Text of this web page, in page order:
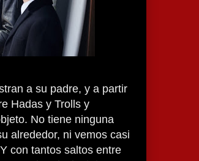
a su padre, y a partir
Hadas y Trolls y
No tiene ninguna
alrededor, ni vemos casi
con tantos saltos entre